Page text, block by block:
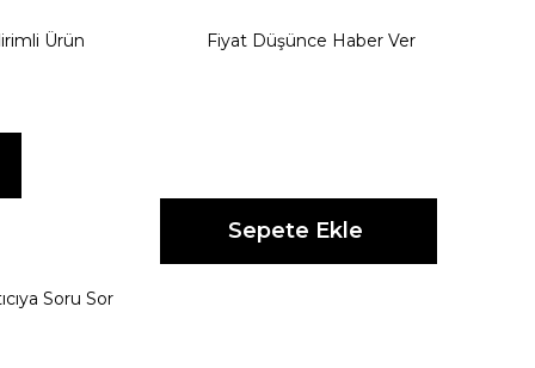
Ürün
Fiyat Düşünce Haber Ver
Soru Sor